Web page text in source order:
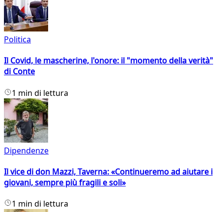
Politica
Il Covid, le mascherine, l'onore: il "momento della verità"
di Conte
1 min di lettura
Dipendenze
Il vice di don Mazzi, Taverna: «Continueremo ad aiutare i
giovani, sempre più fragili e soli»
1 min di lettura